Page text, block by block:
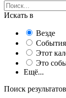
Искать в
Везде
События
Этот
Это
Ещё...
Поиск